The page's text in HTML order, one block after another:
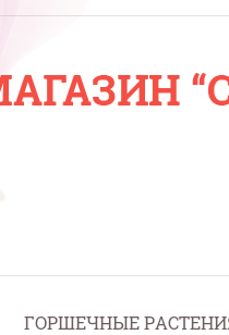
ГОРШЕЧНЫЕ